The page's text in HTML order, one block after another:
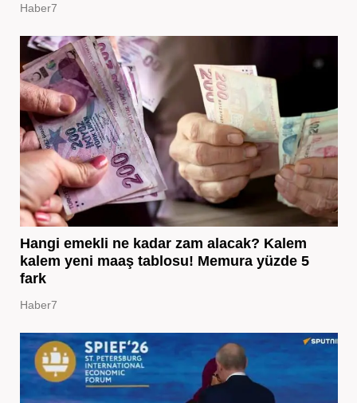
Haber7
Hangi emekli ne kadar zam alacak? Kalem
kalem yeni maaş tablosu! Memura yüzde 5
fark
Haber7